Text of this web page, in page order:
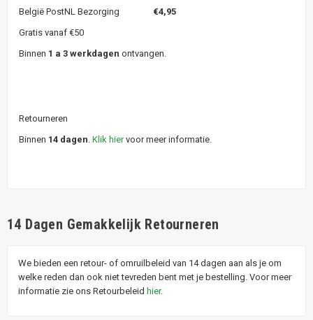
België PostNL Bezorging €4,95
Gratis vanaf €50
Binnen 1 a 3 werkdagen ontvangen.
Retourneren
Binnen 14 dagen. Klik hiervoor meer informatie.
14 Dagen Gemakkelijk Retourneren
We bieden een retour- of omruilbeleid van 14 dagen aan als je om
welke reden dan ook niet tevreden bent met je bestelling. Voor meer
informatie zie ons Retourbeleid hier.